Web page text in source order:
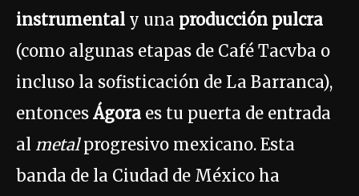
instrumental y una producción pulcra
(como algunas etapas de Café Tacvba o
incluso la sofisticación de La Barranca),
entonces Ágora es tu puerta de entrada
al metalprogresivo mexicano. Esta
banda de la Ciudad de México ha